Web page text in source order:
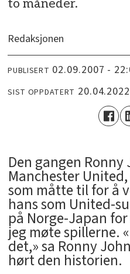
to måneder.
Redaksjonen
PUBLISERT 02.09.2007 -
SIST OPPDATERT
Den gangen
Manchester
som måtte til for å
hans som United-
på Norge-Japan
jeg møte spillerne.
det,» sa Ronny
hørt den historien.